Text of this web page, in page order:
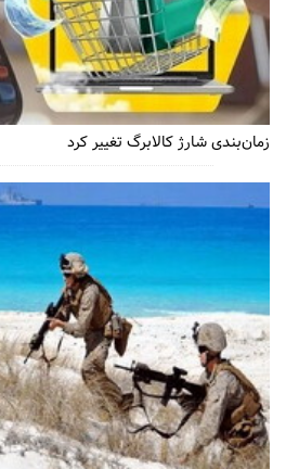
زمان‌بندی شارژ کالابرگ تغییر کرد